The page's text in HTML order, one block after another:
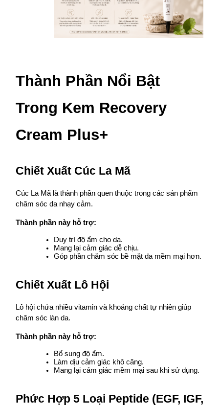
Thành Phần Nổi Bật
Trong Kem Recovery
Cream Plus+
Chiết Xuất Cúc La Mã
Cúc La Mã là thành phần quen thuộc trong các sản phẩm
chăm sóc da nhạy cảm.
Thành phần này hỗ trợ:
Duy trì độ ẩm cho da.
Mang lại cảm giác dễ chịu.
Góp phần chăm sóc bề mặt da mềm mại hơn.
Chiết Xuất Lô Hội
Lô hội chứa nhiều vitamin và khoáng chất tự nhiên giúp
chăm sóc làn da.
Thành phần này hỗ trợ:
Bổ sung độ ẩm.
Làm dịu cảm giác khô căng.
Mang lại cảm giác mềm mại sau khi sử dụng.
Phức Hợp 5 Loại Peptide (EGF, IGF,